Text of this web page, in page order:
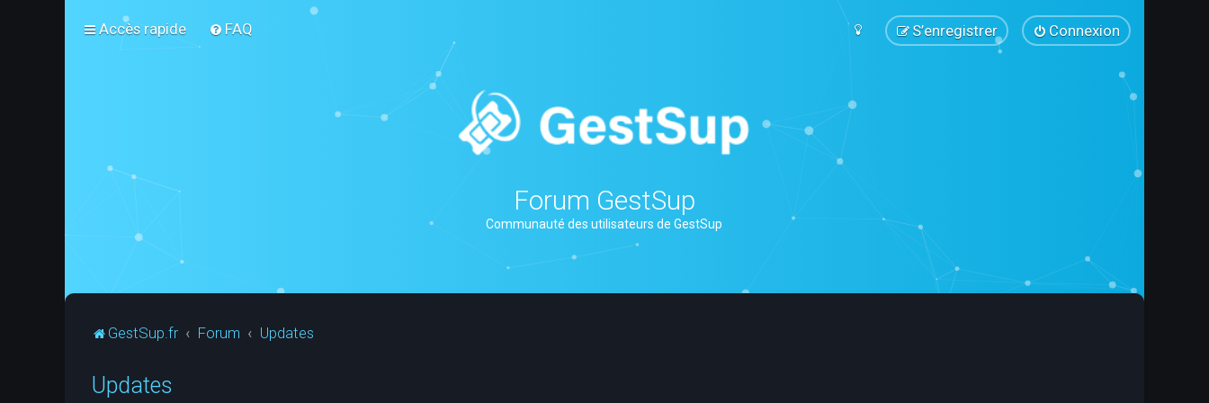
Accès rapide FAQ Connexion
S’enregistrer
Forum GestSup
Communauté des utilisateurs de GestSup
GestSup.fr Forum Updates
Updates